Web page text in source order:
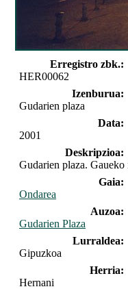
Erregistro zbk.:
HER00062
Izenburua:
Gudarien plaza
Data:
2001
Deskripzioa:
Gudarien plaza. Gaueko
Gaia:
Ondarea
Auzoa:
Gudarien Plaza
Lurraldea:
Gipuzkoa
Herria:
Hernani